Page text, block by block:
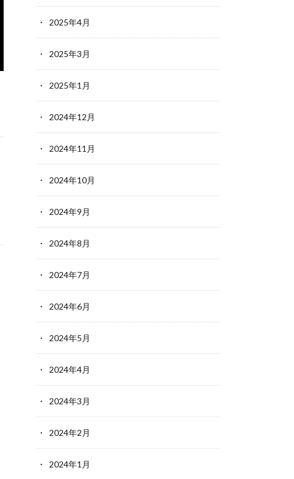
2025年4月
2025年3月
2025年1月
2024年12月
2024年11月
2024年10月
2024年9月
2024年8月
2024年7月
2024年6月
2024年5月
2024年4月
2024年3月
2024年2月
2024年1月